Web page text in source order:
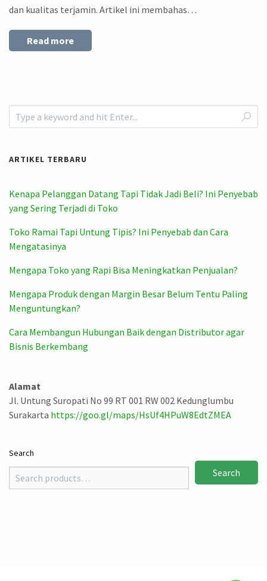
dan kualitas terjamin. Artikel ini membahas…
Read more
ARTIKEL TERBARU
Kenapa Pelanggan Datang Tapi Tidak Jadi Beli? Ini Penyebab
yang Sering Terjadi di Toko
Toko Ramai Tapi Untung Tipis? Ini Penyebab dan Cara
Mengatasinya
Mengapa Toko yang Rapi Bisa Meningkatkan Penjualan?
Mengapa Produk dengan Margin Besar Belum Tentu Paling
Menguntungkan?
Cara Membangun Hubungan Baik dengan Distributor agar
Bisnis Berkembang
Alamat
Jl. Untung Suropati No 99 RT 001 RW 002 Kedunglumbu
Surakarta https://goo.gl/maps/HsUf4HPuW8EdtZMEA
Search
Search